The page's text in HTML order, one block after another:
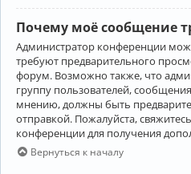
Почему моё сообщение
Администратор конференции
требуют предварительного
форум. Возможно также, что
группу пользователей,
мнению, должны быть
отправкой. Пожалуйста,
конференции для получения
Вернуться к началу